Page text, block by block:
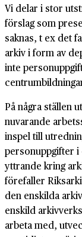
Vi delar i stor
förslag som
saknas, t ex det
arkiv i form av
inte
På några ställen
nuvarande
inspel till
personuppgifter i
yttrande kring
förefaller
den enskilda
enskild
arbeta med,